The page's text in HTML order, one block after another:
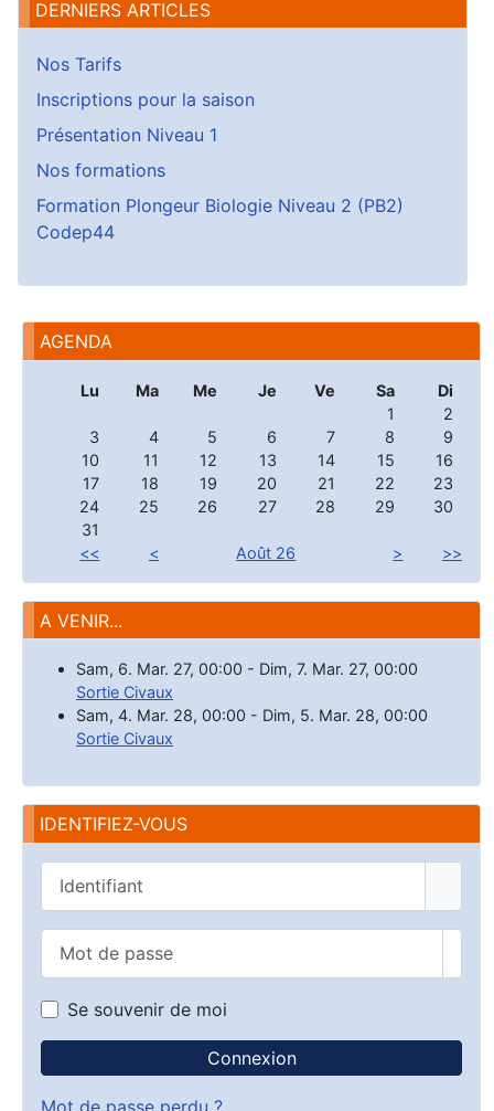
AGENDA
Lu Ma Me Je Ve Sa
Di
1
2
3
4 5 6 7 8
9
10
11 12 13 14 15
16
17
18 19 20 21 22
23
24
25 26 27 28 29
30
31
<<
< Août 26 > >>
A VENIR...
Sam, 6. Mar. 27, 00:00 - Dim, 7. Mar. 27, 00:00
Sortie Civaux
Sam, 4. Mar. 28, 00:00 - Dim, 5. Mar. 28, 00:00
Sortie Civaux
IDENTIFIEZ-VOUS
Se souvenir de moi
Connexion
DERNIERS ARTICLES
Nos Tarifs
Inscriptions pour la saison
Présentation Niveau 1
Nos formations
Formation Plongeur Biologie Niveau 2 (PB2)
Codep44